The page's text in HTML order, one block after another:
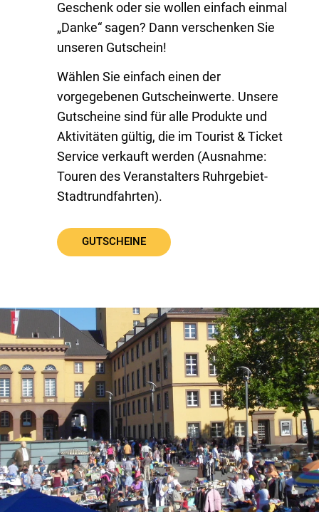
Geschenk oder sie wollen einfach einmal
„Danke“ sagen? Dann verschenken Sie
unseren Gutschein!
Wählen Sie einfach einen der
vorgegebenen Gutscheinwerte. Unsere
Gutscheine sind für alle Produkte und
Aktivitäten gültig, die im Tourist & Ticket
Service verkauft werden (Ausnahme:
Touren des Veranstalters Ruhrgebiet-
Stadtrundfahrten).
GUTSCHEINE